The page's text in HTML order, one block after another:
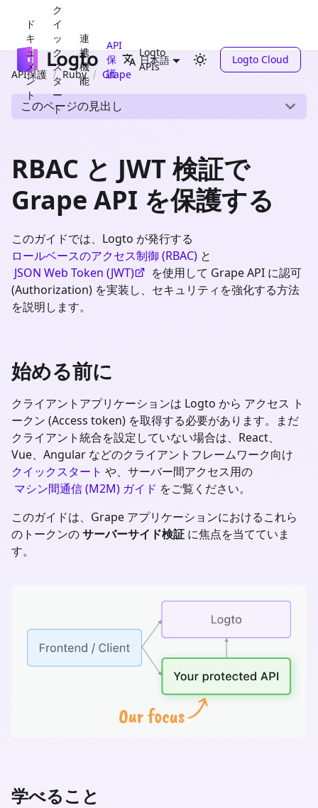
ド
キ
ュ
メ
ン
ト
ク
イ
ッ
ク
ス
タ
ー
ト
連
携
機
能
API
保
護
Logto
APIs
日本語
Logto Cloud
API保護
Ruby Grape
このページの見出し
RBAC と JWT 検証で
Grape API を保護する
このガイドでは、Logto が発行する
ロールベースのアクセス制御 (RBAC) と
JSON Web Token (JWT)
を使用して Grape API に認可
(Authorization) を実装し、セキュリティを強化する方法
を説明します。
始める前に
クライアントアプリケーションは Logto から アクセス ト
ークン (Access token) を取得する必要があります。まだ
クライアント統合を設定していない場合は、React、
Vue、Angular などのクライアントフレームワーク向け
クイックスタート や、サーバー間アクセス用の
マシン間通信 (M2M) ガイド をご覧ください。
このガイドは、 Grape アプリケーションにおけるこれら
のトークンのサーバーサイド検証 に焦点を当てていま
す。
学べること